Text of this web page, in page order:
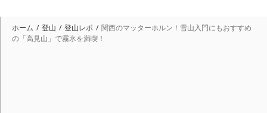
ホーム 登山 登山レポ
関西のマッターホルン！雪山入門にもおすすめ
の「高見山」で霧氷を満喫！